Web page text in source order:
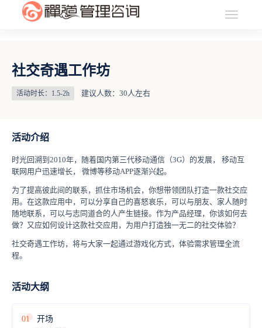
社交奇遇工作坊
活动时长：1.5-2h 建议人数：30人左右
活动介绍
时光回溯到2010年，随着国内第三代移动通信（3G）的发展， 移动互
联网用户迅速增长， 微博等移动APP逐渐兴起。
为了提高彼此间的联系，抓住市场机会，你想带领团队打造一款社交应
用。在这款应用中，可以分享自己的喜怒哀乐，可以与朋友、家人随时
随地联系，可以与志同道合的人产生链接。作为产品经理，你该如何去
做？又应如何设计这款社交应用，为用户打造独一无二的社交体验？
社交奇遇工作坊，将与大家一起通过游戏化方式，体验需求管理全流
程。
活动大纲
01
开场